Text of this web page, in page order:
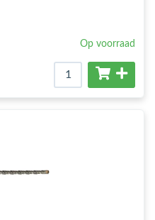
Op voorraad